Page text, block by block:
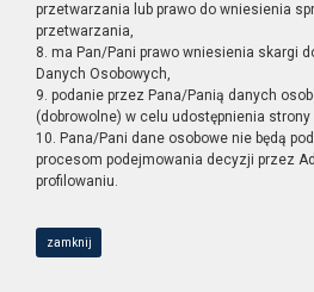
przetwarzania lub prawo do wniesienia
przetwarzania,
8. ma Pan/Pani prawo wniesienia skargi
Danych Osobowych,
9. podanie przez Pana/Panią danych
(dobrowolne) w celu udostępnienia
10. Pana/Pani dane osobowe nie będą
procesom podejmowania decyzji przez
profilowaniu.
zamknij